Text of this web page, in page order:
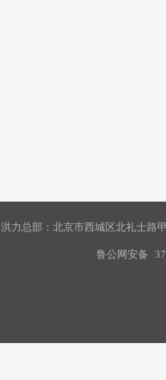
洪力总部：北京市西城区北礼士路
鲁公网安备